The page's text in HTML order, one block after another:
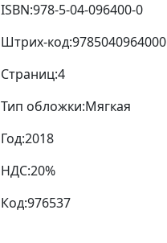
ISBN:978-5-04-096400-0
Штрих-код:9785040964000
Страниц:4
Тип обложки:Мягкая
Год:2018
НДС:20%
Код:976537